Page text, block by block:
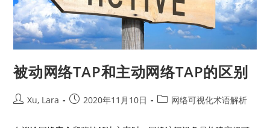
被动网络TAP和主动网络TAP的区别
Xu, Lara 2020年11月10日 网络可视化术语解析